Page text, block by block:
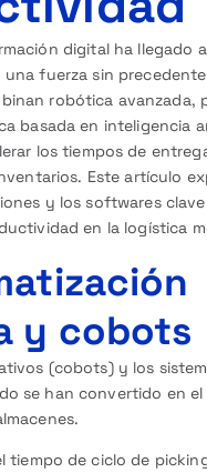
digital ha llegado
fuerza sin
robótica avanzada,
basada en inteligencia
los tiempos de
Este artículo
y los softwares
en la logística
y cobots
(cobots) y los
se han convertido en el
tiempo de ciclo de